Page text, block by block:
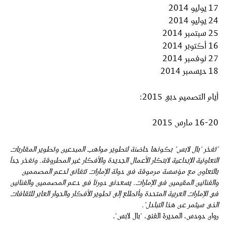
17 يوليو 2014
24 يوليو 2014
25 سبتمبر 2014
16 أكتوبر 2014
27 نوفمبر 2014
18 ديسمبر 2014
أيام التصميم دبي 2015:
16-20 مارس 2015
"تفخر "بال لابس" بكونها حاضنة لتطوير مواهب المبدعين وتطوير المقاربات
التعاونية الإبداعية لابتكار الأعمال الجديدة والأفكار غير المطروقة. ونفخر جداً
بالتعاون مع مؤسسة مرموقة في دولة الإمارات تتفانى لدعم المصممين
والفنانين المقيمين في الإمارات. يسعدني دورنا في دعم المصممين والفنانين
في الإمارات العربية المتحدة وأتطلع إلى تطوير الأفكار والحوار العابر للثقافات
الذي سيثمر عن هذا التبادل".
روان دودس، المديرة الفني، "بال لابس".